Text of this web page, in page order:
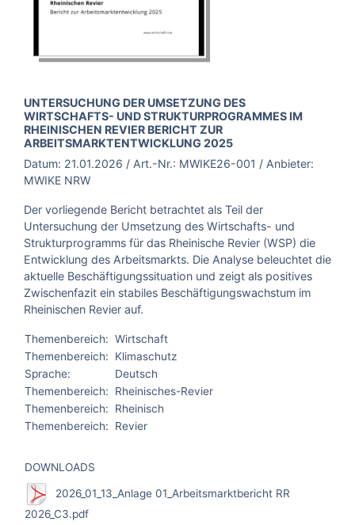
BROSCHÜRE:
UNTERSUCHUNG DER UMSETZUNG DES
WIRTSCHAFTS- UND STRUKTURPROGRAMMES IM
RHEINISCHEN REVIER BERICHT ZUR
ARBEITSMARKTENTWICKLUNG 2025
Datum: 21.01.2026 / Art.-Nr.: MWIKE26-001 / Anbieter:
MWIKE NRW
Der vorliegende Bericht betrachtet als Teil der
Untersuchung der Umsetzung des Wirtschafts- und
Strukturprogramms für das Rheinische Revier (WSP) die
Entwicklung des Arbeitsmarkts. Die Analyse beleuchtet die
aktuelle Beschäftigungssituation und zeigt als positives
Zwischenfazit ein stabiles Beschäftigungswachstum im
Rheinischen Revier auf.
Themenbereich: Wirtschaft
Themenbereich:
Klimaschutz
Sprache:
Deutsch
Themenbereich:
Rheinisches-Revier
Themenbereich:
Rheinisch
Themenbereich:
Revier
DOWNLOADS
2026_01_13_Anlage 01_Arbeitsmarktbericht RR
2026_C3.pdf